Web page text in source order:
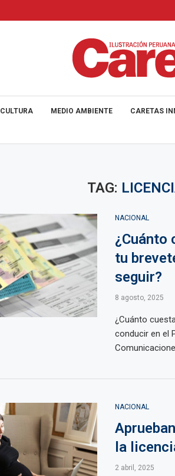
CULTURA MEDIO AMBIENTE CARETAS
TAG:
NACIONAL
¿Cuánto
tu
seguir?
8 agosto, 2025
¿Cuánto
conducir en el
NACIONAL
la
2 abril, 2025